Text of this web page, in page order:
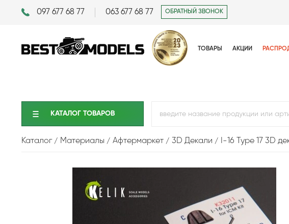
097 677 68 77 063 677 68 77 ОБРАТНЫЙ ЗВОНОК
ТОВАРЫ АКЦИИ
КАТАЛОГ ТОВАРОВ
Каталог Материалы Афтермаркет 3D Декали I-16 Type 17 3D